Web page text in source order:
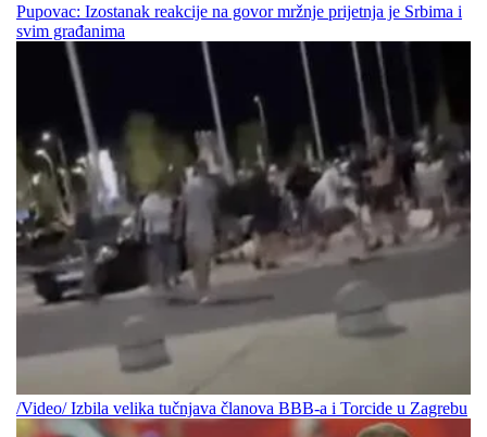
Pupovac: Izostanak reakcije na govor mržnje prijetnja je Srbima i
svim građanima
/Video/ Izbila velika tučnjava članova BBB-a i Torcide u Zagrebu